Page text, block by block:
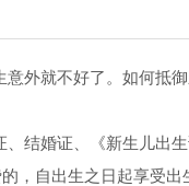
外就不好了。如何抵
结婚证、《新生儿出
，自出生之日起享受